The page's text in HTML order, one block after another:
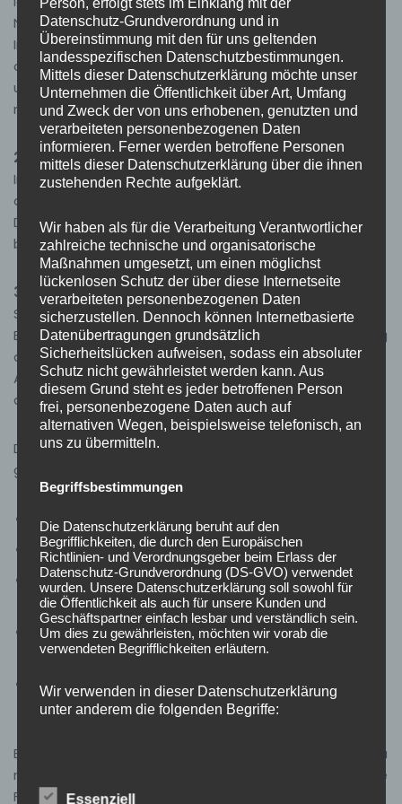
Nichtnutzung fehlerhafter und unvollständiger
Informationen verursacht wurden, sind grundsätzlich
ausgeschlossen. Die Nutzung der Downloads, die wir auf
unserer Homepage zur verfügung stellen geschieht
natürlich auf eigene Gefahr!
2. Copyright:
Inhalte unserer Seiten dürfen nur nach Genehmigung
durch uns genutzt werden. Die Vervielfältigung von
Downloads ist nicht untersagt, lediglich die Modifikation
behalten wir uns vor!
3. Bilder:
Sämtliche Bilder unterliegen dem Copyright des
Erstellers und dürfen nur mit ausrücklicher Genehmigung
des Erstellers in den Umlauf gebracht werden.
Auf unserer Homepage berichten wir ausführlich (also
auch mit Bildmaterial) über unser Einsatzgeschehen.
Dazu haben wir uns aber selbst einen engen Rahmen
gesteckt:
Die Berichterstattung erfolgt nüchtern und sachlich.
Es werden keine Namen genannt
Fahrzeugkennzeichen bzw. -aufschriften werden
unkenntlich gemacht.
Fotos werden erst gemacht, wenn das
Einsatzgeschehen dies zulässt!
Es werden keine Fotos von Verletzten oder Toten
gemacht, geschweige denn, veröffentlicht!
Es gibt zweierlei Gründe, Fotos von Einsatzgeschehen zu
machen und auch zu veröffentlichen. Zum Einen sind die
Fotos wichtig für die eigene Ausbildung, damit sich die
Person, erfolgt stets im Einklang mit der
Datenschutz-Grundverordnung und in
Übereinstimmung mit den für uns geltenden
landesspezifischen Datenschutzbestimmungen.
Mittels dieser Datenschutzerklärung möchte unser
Unternehmen die Öffentlichkeit über Art, Umfang
und Zweck der von uns erhobenen, genutzten und
verarbeiteten personenbezogenen Daten
informieren. Ferner werden betroffene Personen
mittels dieser Datenschutzerklärung über die ihnen
zustehenden Rechte aufgeklärt.
Wir haben als für die Verarbeitung Verantwortlicher
zahlreiche technische und organisatorische
Maßnahmen umgesetzt, um einen möglichst
lückenlosen Schutz der über diese Internetseite
verarbeiteten personenbezogenen Daten
sicherzustellen. Dennoch können Internetbasierte
Datenübertragungen grundsätzlich
Sicherheitslücken aufweisen, sodass ein absoluter
Schutz nicht gewährleistet werden kann. Aus
diesem Grund steht es jeder betroffenen Person
frei, personenbezogene Daten auch auf
alternativen Wegen, beispielsweise telefonisch, an
uns zu übermitteln.
Begriffsbestimmungen
Die Datenschutzerklärung beruht auf den
Begrifflichkeiten, die durch den Europäischen
Richtlinien- und Verordnungsgeber beim Erlass der
Datenschutz-Grundverordnung (DS-GVO) verwendet
wurden. Unsere Datenschutzerklärung soll sowohl für
die Öffentlichkeit als auch für unsere Kunden und
Geschäftspartner einfach lesbar und verständlich sein.
Um dies zu gewährleisten, möchten wir vorab die
verwendeten Begrifflichkeiten erläutern.
Wir verwenden in dieser Datenschutzerklärung
unter anderem die folgenden Begriffe:
a) personenbezogene Daten
Essenziell